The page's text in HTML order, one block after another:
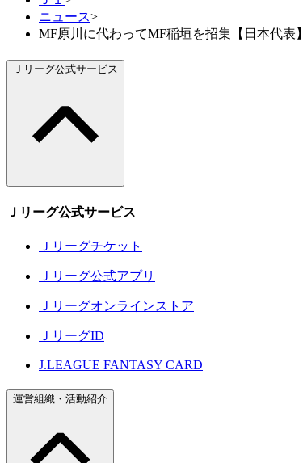
ニュース>
MF原川に代わってMF稲垣を招集【日本代表】
Ｊリーグ公式サービス
Ｊリーグ公式サービス
Ｊリーグチケット
Ｊリーグ公式アプリ
Ｊリーグオンラインストア
ＪリーグID
J.LEAGUE FANTASY CARD
運営組織・活動紹介